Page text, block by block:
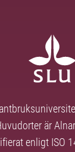
är
enligt ISO